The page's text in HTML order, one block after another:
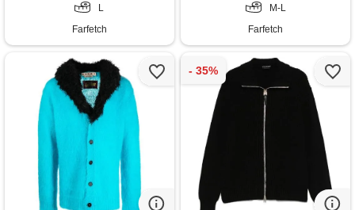
L
Farfetch
M-L
Farfetch